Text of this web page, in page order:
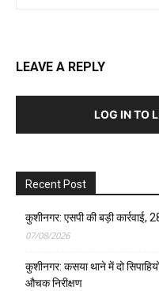
LEAVE A REPLY
LOG IN TO
Recent Post
कुशीनगर: एसपी की बड़ी कार्रवाई,
07/08/2026
कुशीनगर: कसया थाने में दो
औचक निरीक्षण